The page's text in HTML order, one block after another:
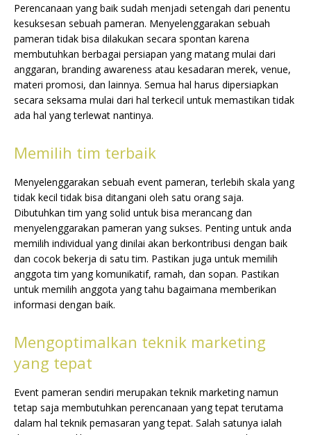
Perencanaan yang baik sudah menjadi setengah dari penentu
kesuksesan sebuah pameran. Menyelenggarakan sebuah
pameran tidak bisa dilakukan secara spontan karena
membutuhkan berbagai persiapan yang matang mulai dari
anggaran, branding awareness atau kesadaran merek, venue,
materi promosi, dan lainnya. Semua hal harus dipersiapkan
secara seksama mulai dari hal terkecil untuk memastikan tidak
ada hal yang terlewat nantinya.
Memilih tim terbaik
Menyelenggarakan sebuah event pameran, terlebih skala yang
tidak kecil tidak bisa ditangani oleh satu orang saja.
Dibutuhkan tim yang solid untuk bisa merancang dan
menyelenggarakan pameran yang sukses. Penting untuk anda
memilih individual yang dinilai akan berkontribusi dengan baik
dan cocok bekerja di satu tim. Pastikan juga untuk memilih
anggota tim yang komunikatif, ramah, dan sopan. Pastikan
untuk memilih anggota yang tahu bagaimana memberikan
informasi dengan baik.
Mengoptimalkan teknik marketing
yang tepat
Event pameran sendiri merupakan teknik marketing namun
tetap saja membutuhkan perencanaan yang tepat terutama
dalam hal teknik pemasaran yang tepat. Salah satunya ialah